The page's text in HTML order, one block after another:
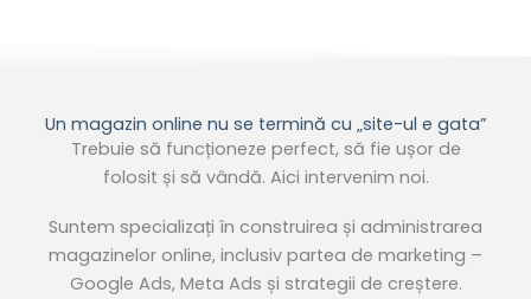
Un magazin online nu se termină cu „site-ul e gata”
Trebuie să funcționeze perfect, să fie ușorde
folosit și să vândă. Aici intervenim noi.
Suntem specializați în construirea și administrarea
magazinelor online, inclusiv partea de marketing –
Google Ads, Meta Ads și strategii de creștere.